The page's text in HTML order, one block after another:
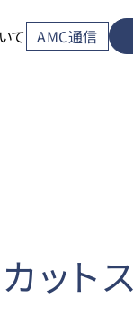
て AMC通信
ット